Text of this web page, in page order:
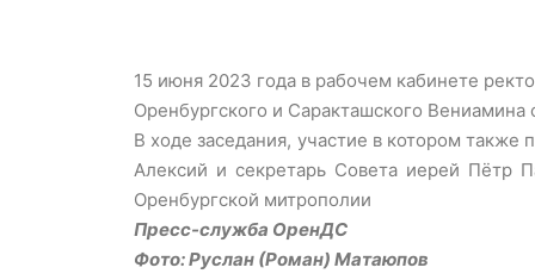
15 июня 2023 года в рабочем кабинете
Оренбургского и Саракташского
В ходе заседания, участие в котором
Алексий и секретарь Совета иерей Пётр
Оренбургской митрополии
Пресс-служба ОренДС
Фото: Руслан (Роман) Матаюпов